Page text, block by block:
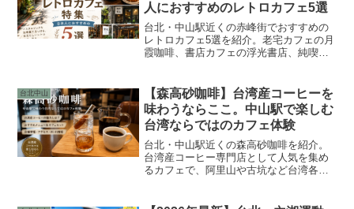
人におすすめのレトロカフェ5選
台北・中山駅近くの赤峰街でおすすめの
レトロカフェ5選を紹介。老宅カフェの月
霞咖啡、書店カフェの浮光書店、純喫茶
る赤峰街散歩ガイドです。
台北中山
【森高砂咖啡】台湾産コーヒーを
味わうならここ。中山駅で楽しむ
台湾ならではのカフェ体験
台北・中山駅近くの森高砂咖啡を紹介。
台湾産コーヒー専門店として人気を集め
るカフェで、阿里山や古坑など台湾各地